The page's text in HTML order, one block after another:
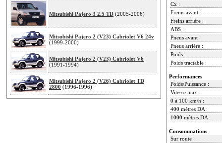
Mitsubishi Pajero 3 2.5 TD (2005-2006)
Mitsubishi Pajero 2 (V23) Cabriolet V6 24v
(1999-2000)
Mitsubishi Pajero 2 (V23) Cabriolet V6
(1991-1994)
Mitsubishi Pajero 2 (V26) Cabriolet TD
2800 (1996-1996)
Cx :
Freins avant :
Freins arrière :
ABS :
Pneus avant :
Pneus arrière :
Poids :
Poids tractable :
Performances
Poids/Puissance :
Vitesse max :
0 à 100 km/h :
400 mètres DA :
1000 mètres DA :
Consommations
Sur route :